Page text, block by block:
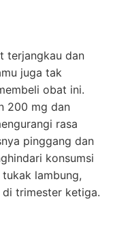
terjangkau dan
juga tak
obat ini.
200 mg dan
rasa
pinggang dan
konsumsi
lambung,
di trimester ketiga.